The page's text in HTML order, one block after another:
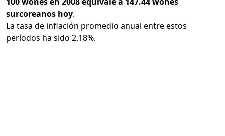
surcoreanos hoy.
La tasa de inflación promedio anual entre estos
períodos ha sido 2.18%.